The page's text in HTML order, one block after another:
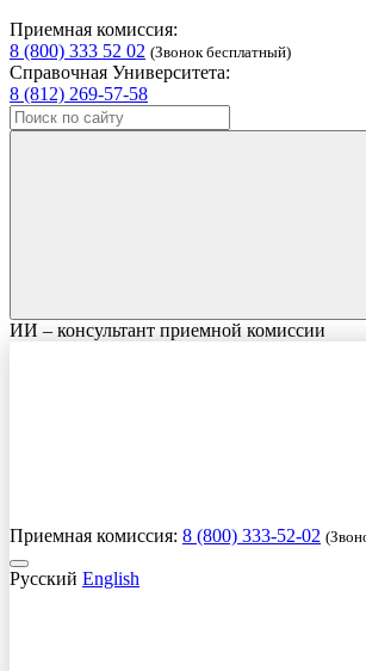
Приемная комиссия:
8 (800) 333 52 02 (Звонок бесплатный)
Справочная Университета:
8 (812) 269-57-58
ИИ – консультант приемной комиссии
Приемная комиссия: 8 (800) 333-52-02
Русский English